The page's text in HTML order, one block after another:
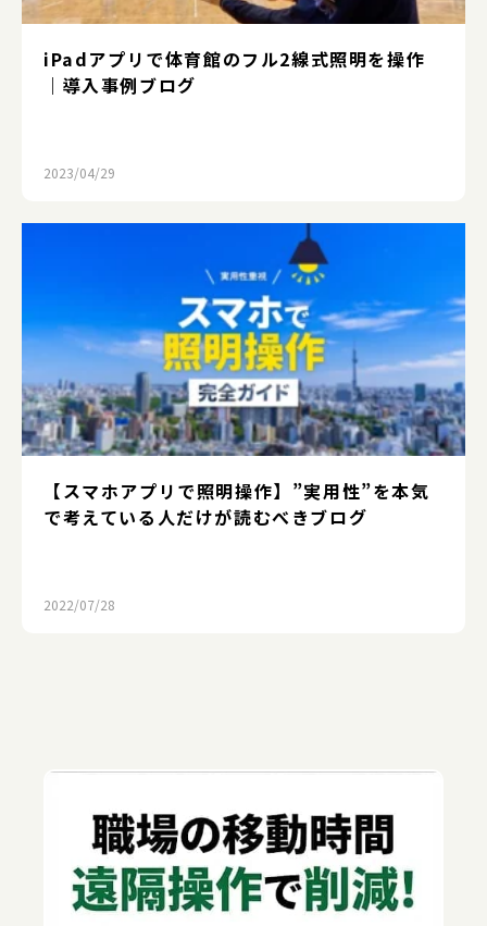
iPadアプリで体育館のフル2線式照明を操作
｜導入事例ブログ
2023/04/29
【スマホアプリで照明操作】”実用性”を本気
で考えている人だけが読むべきブログ
2022/07/28